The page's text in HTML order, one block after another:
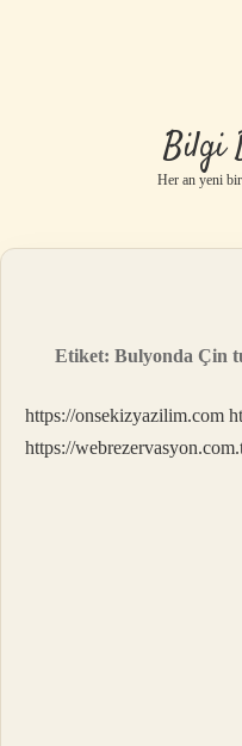
Bilgi
Her an yeni
Etiket:Bulyonda Çin
https://onsekizyazilim.com
https://